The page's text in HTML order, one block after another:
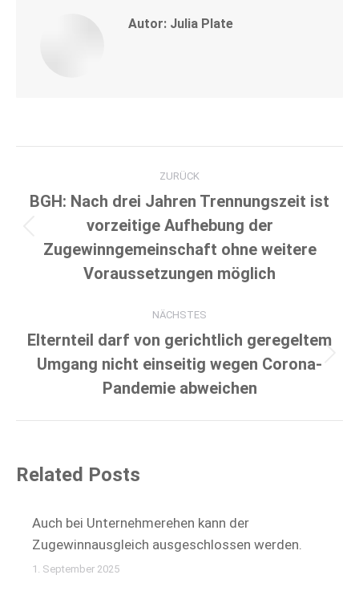
Autor: Julia Plate
Kommentarnavigation
ZURÜCK
Vorheriger
Beitrag:
BGH: Nach drei Jahren Trennungszeit ist
vorzeitige Aufhebung der
Zugewinngemeinschaft ohne weitere
Voraussetzungen möglich
NÄCHSTES
Nächster
Beitrag:
Elternteil darf von gerichtlich geregeltem
Umgang nicht einseitig wegen Corona-
Pandemie abweichen
Related Posts
Auch bei Unternehmerehen kann der
Zugewinnausgleich ausgeschlossen werden.
1. September 2025